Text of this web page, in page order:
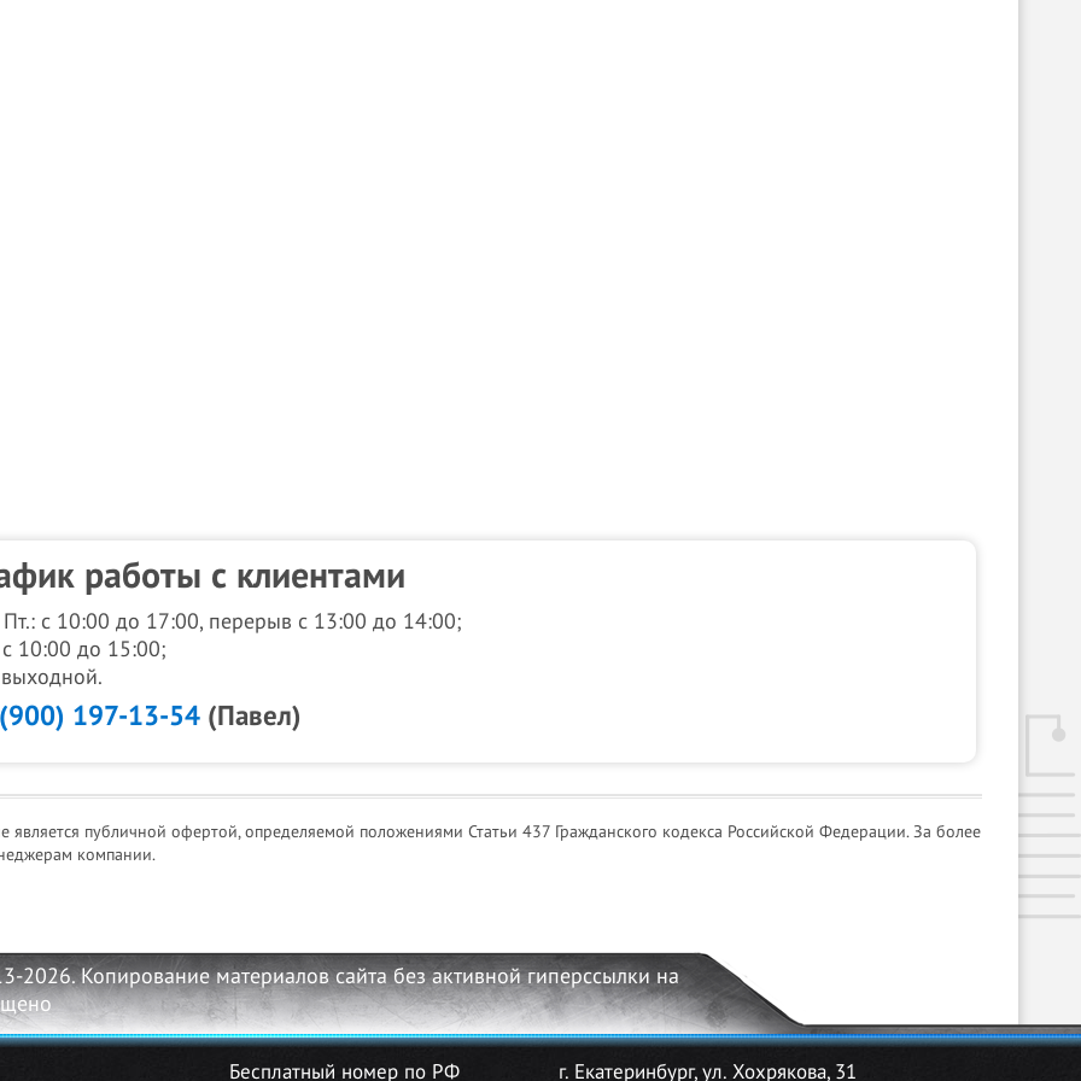
работы с клиентами
Пт.: с 10:00 до 17:00, перерыв с 13:00 до 14:00;
10:00 до 15:00;
197-13-54 (Павел)
публичной офертой, определяемой положениями Статьи 437 Гражданского кодекса Российской Федерации. За более
компании.
2026. Копирование материалов сайта без активной гиперссылки на
Бесплатный номер по РФ г. Екатеринбург, ул. Хохрякова, 31